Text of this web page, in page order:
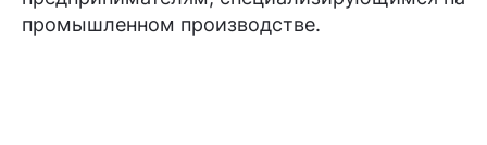
промышленном производстве.